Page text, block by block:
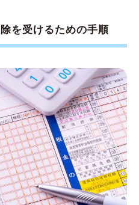
を受けるための手順